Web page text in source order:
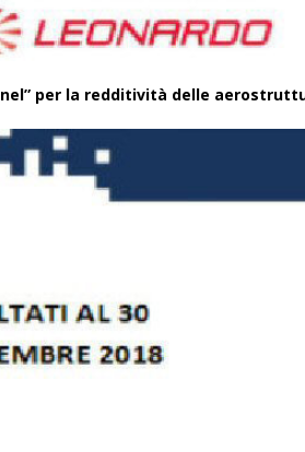
per la redditività delle